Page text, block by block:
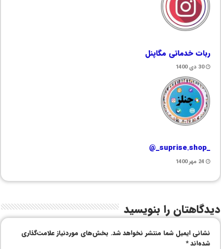
ربات خدماتی مگاپنل
30 دی 1400
_suprise.shop_@
24 مهر 1400
دیدگاهتان را بنویسید
نشانی ایمیل شما منتشر نخواهد شد. بخش‌های موردنیاز علامت‌گذاری
شده‌اند*